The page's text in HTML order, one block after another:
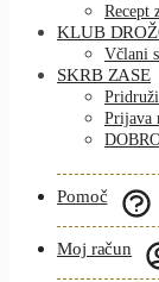
Recept
KLUB
Včlani
SKRB ZASE
Prijava
Pomoč
Moj račun